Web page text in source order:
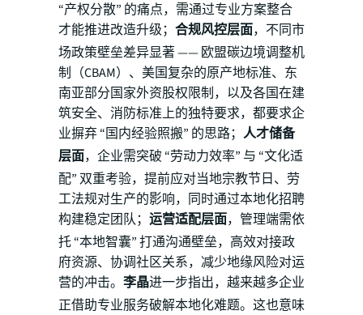
“产权分散” 的痛点，需通过专业方案整合
才能推进改造升级； 合规风控层面，不同市
场政策壁垒差异显著 —— 欧盟碳边境调整机
制（CBAM）、美国复杂的原产地标准、东
南亚部分国家外资股权限制，以及各国在建
筑安全、消防标准上的独特要求，都要求企
业摒弃 “国内经验照搬” 的思路； 人才储备
层面，企业需突破 “劳动力效率” 与 “文化适
配” 双重考验，提前应对当地宗教节日、劳
工法规对生产的影响，同时通过本地化招聘
构建稳定团队； 运营适配层面，管理端需依
托 “本地智囊” 打通沟通壁垒，高效对接政
府资源、协调社区关系，减少地缘风险对运
营的冲击。 李晶进一步指出，越来越多企业
正借助专业服务破解本地化难题。这也意味